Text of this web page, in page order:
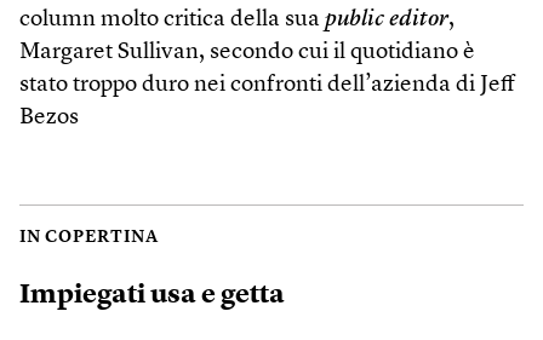
column molto critica della sua public editor,
Margaret Sullivan, secondo cui il quotidiano è
stato troppo duro nei confronti dell’azienda di Jeff
Bezos
IN COPERTINA
Impiegati usa e getta